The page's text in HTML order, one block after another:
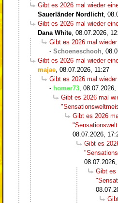
Gibt es 2026 mal wieder
Sauerländer Nordlicht,
Gibt es 2026 mal wieder
Dana White 08.07.2026,
Gibt es 2026 mal
- Schoeneschooh
Gibt es 2026 mal wieder
majae 08.07.2026, 11:27
Gibt es 2026 mal
- homer73 08.07.2026,
Gibt es 2026 mal
Gibt es 2026
08.07.2026,
Gibt es
Gibt es